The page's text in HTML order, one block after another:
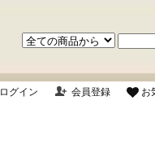
ログイン 会員登録 お